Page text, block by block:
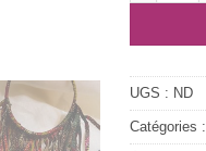
UGS : ND
Catégories :